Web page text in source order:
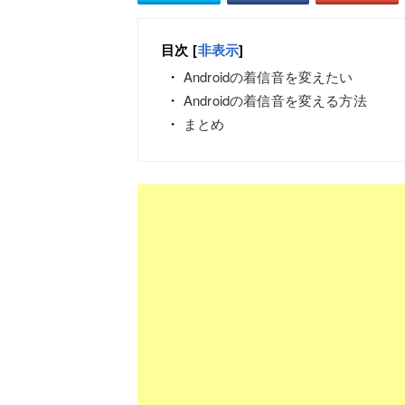
目次 [非表示]
Androidの着信音を変えたい
Androidの着信音を変える方法
まとめ